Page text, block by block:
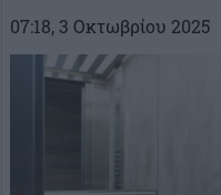
07:18, 3 Οκτωβρίου 2025